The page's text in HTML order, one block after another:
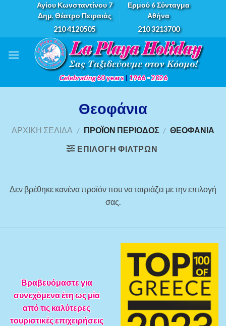
Αγίου Κωνσταντίνου 7
Δημ. Θέατρο Πειραιάς
210 4120505
Ερμού 6 Σύνταγμα
Αθήνα
210 3213700
Celebrating60 years | 1966 - 2026
Θεοφάνια
ΑΡΧΙΚΉ ΣΕΛΊΔΑ / ΠΡΟΪΌΝ ΠΕΡΊΟΔΟΣ / ΘΕΟΦΆΝΙΑ
ΕΠΙΛΟΓΉ ΦΊΛΤΡΩΝ
Δεν βρέθηκε κανένα προϊόν που να ταιριάζει με την επιλογή
σας.
Βραβευόμαστε για
συνεχόμενα έτη ως μία
από τις καλύτερες
τουριστικές επιχειρήσεις